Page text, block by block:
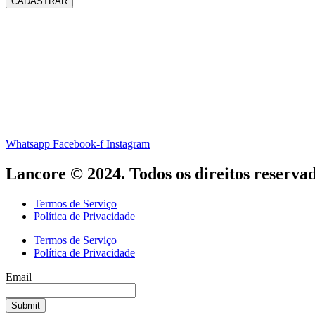
Whatsapp Facebook-f Instagram
Lancore © 2024. Todos os direitos
Termos de Serviço
Política de Privacidade
Termos de Serviço
Política de Privacidade
Email
Submit